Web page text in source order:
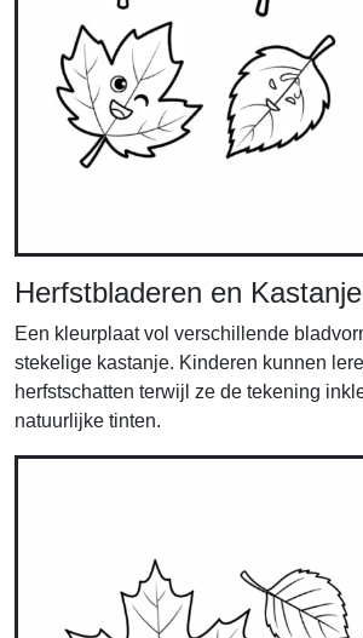
Herfstbladeren en Kastanje
Een kleurplaat vol verschillende
stekelige kastanje. Kinderen kunnen
herfstschatten terwijl ze de tekening
natuurlijke tinten.